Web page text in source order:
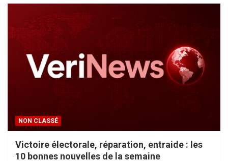
NON CLASSÉ
Victoire électorale, réparation, entraide : les
10 bonnes nouvelles de la semaine